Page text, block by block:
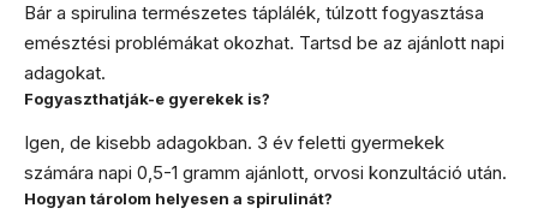
Bár a spirulina természetes táplálék, túlzott fogyasztása
emésztési problémákat okozhat. Tartsd be az ajánlott napi
adagokat.
Fogyaszthatják-e gyerekek is?
Igen, de kisebb adagokban. 3 év feletti gyermekek
számára napi 0,5-1 gramm ajánlott, orvosi konzultáció után.
Hogyan tárolom helyesen a spirulinát?